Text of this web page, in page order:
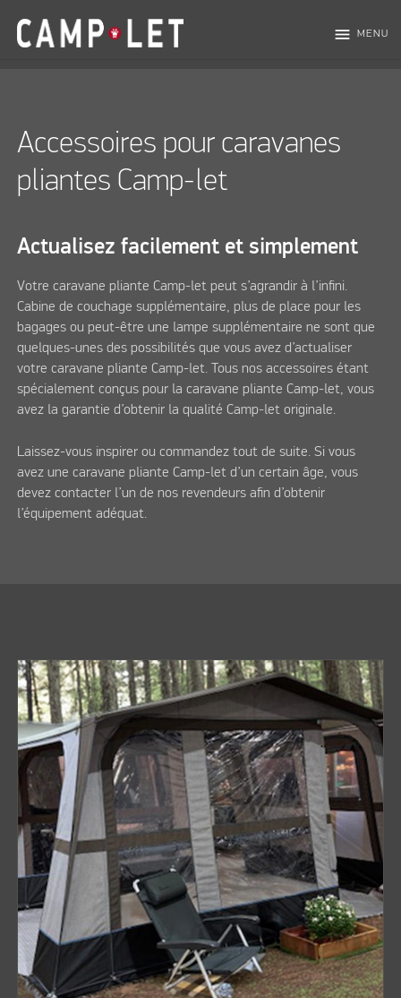
menu MENU
Accessoires pour caravanes
pliantes Camp-let
Actualisez facilement et simplement
Votre caravane pliante Camp-let peut s’agrandir à l’infini.
Cabine de couchage supplémentaire, plus de place pour les
bagages ou peut-être une lampe supplémentaire ne sont que
quelques-unes des possibilités que vous avez d’actualiser
votre caravane pliante Camp-let. Tous nos accessoires étant
spécialement conçus pour la caravane pliante Camp-let, vous
avez la garantie d’obtenir la qualité Camp-let originale.
Laissez-vous inspirer ou commandez tout de suite. Si vous
avez une caravane pliante Camp-let d’un certain âge, vous
devez contacter l’un de nos revendeurs afin d’obtenir
l’équipement adéquat.